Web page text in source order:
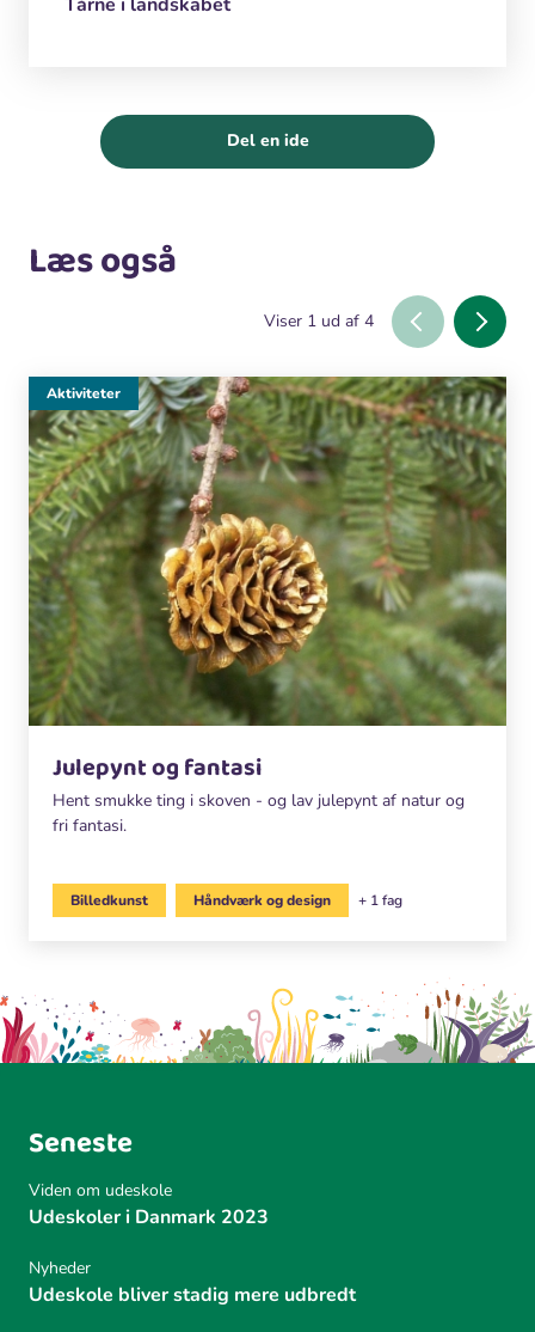
Del en ide
Læs også
Viser 1 ud af 4
Julepynt og fantasi
Hent smukke ting i skoven - og lav julepynt af natur og
fri fantasi.
Aktiviteter
Billedkunst Håndværk og design + 1 fag
Seneste
Viden om udeskole
Udeskoler i Danmark 2023
Nyheder
Udeskole bliver stadig mere udbredt